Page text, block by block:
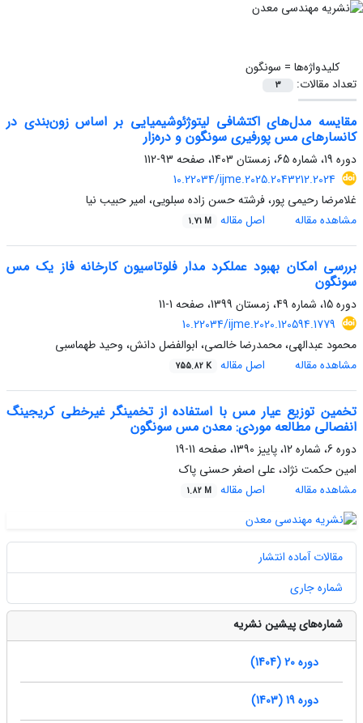
کلیدواژه‌ها = سونگون
تعداد مقالات:
3
مقایسه مدل‌های اکتشافی لیتوژئوشیمیایی بر اساس زون‌بندی در
کانسار‌های مس پورفیری سونگون و دره‌زار
دوره 19، شماره 65، زمستان 1403، صفحه
93-112
10.22034/ijme.2025.2043212.2024
غلامرضا رحیمی پور، فرشته حسن زاده سبلویی، امیر حبیب نیا
مشاهده مقاله
اصل مقاله 1.71 M
بررسی امکان بهبود عملکرد مدار فلوتاسیون کارخانه فاز یک مس
سونگون
دوره 15، شماره 49، زمستان 1399، صفحه
1-11
10.22034/ijme.2020.120594.1779
محمود عبدالهی، محمدرضا خالصی، ابوالفضل دانش، وحید طهماسبی
مشاهده مقاله
اصل مقاله 755.82 K
تخمین توزیع عیار مس با استفاده از تخمینگر غیرخطی کریجینگ
انفصالی مطالعه موردی: معدن مس سونگون
دوره 6، شماره 12، پاییز 1390، صفحه
11-19
امین حکمت نژاد، علی اصغر حسنی پاک
مشاهده مقاله
اصل مقاله 1.82 M
مقالات آماده انتشار
شماره جاری
شماره‌های پیشین نشریه
دوره 20 (1404)
دوره 19 (1403)